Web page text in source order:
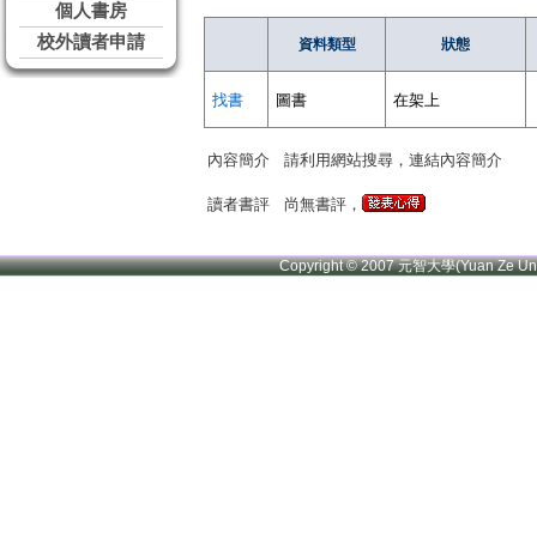
個人書房
校外讀者申請
資料類型 狀態
找書 圖書 在架上
內容簡介 請利用網站搜尋，連結內容簡介
讀者書評 尚無書評，
Copyright © 2007 元智大學(Yuan Ze